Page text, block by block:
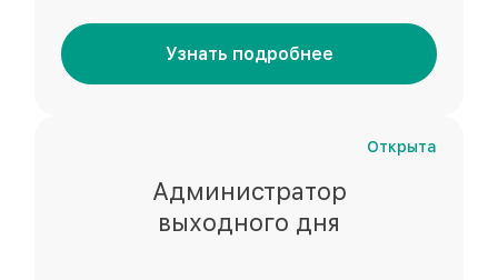
Узнать подробнее
Открыта
Администратор
выходного дня